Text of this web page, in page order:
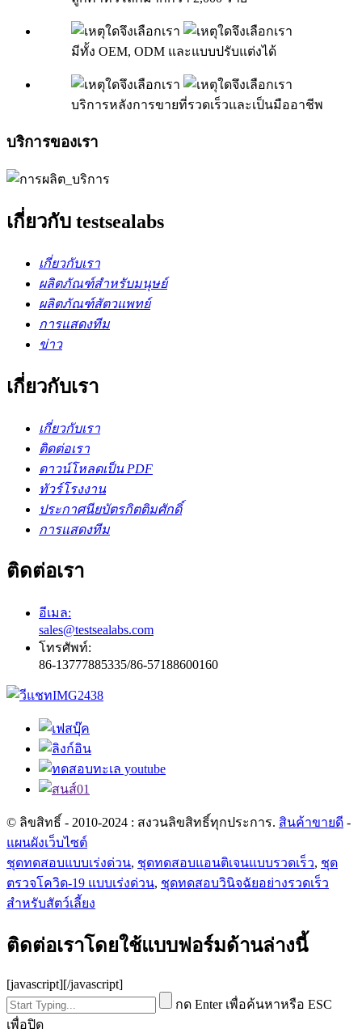
มีทั้ง OEM, ODM และแบบปรับแต่งได้
บริการหลังการขายที่รวดเร็วและเป็นมืออาชีพ
บริการของเรา
เกี่ยวกับ testsealabs
เกี่ยวกับเรา
ผลิตภัณฑ์สำหรับมนุษย์
ผลิตภัณฑ์สัตวแพทย์
การแสดงทีม
ข่าว
เกี่ยวกับเรา
เกี่ยวกับเรา
ติดต่อเรา
ดาวน์โหลดเป็น PDF
ทัวร์โรงงาน
ประกาศนียบัตรกิตติมศักดิ์
การแสดงทีม
ติดต่อเรา
อีเมล:
sales@testsealabs.com
โทรศัพท์:
86-13777885335/86-57188600160
© ลิขสิทธิ์ - 2010-2024 : สงวนลิขสิทธิ์ทุกประการ. สินค้าขายดี -
แผนผังเว็บไซต์
ชุดทดสอบแบบเร่งด่วน, ชุดทดสอบแอนติเจนแบบรวดเร็ว, ชุด
ตรวจโควิด-19 แบบเร่งด่วน, ชุดทดสอบวินิจฉัยอย่างรวดเร็ว
สำหรับสัตว์เลี้ยง
ติดต่อเราโดยใช้แบบฟอร์มด้านล่างนี้
[javascript][/javascript]
กด Enter เพื่อค้นหาหรือ ESC
เพื่อปิด